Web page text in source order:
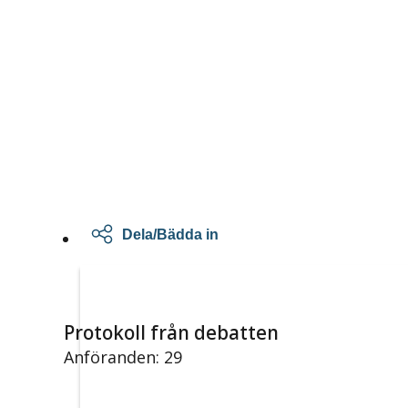
Dela/Bädda in
Protokoll från debatten
Anföranden: 29